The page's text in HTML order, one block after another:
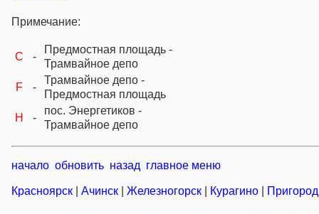
Примечание:
C -
Предмостная площадь -
Трамвайное депо
F
-
Трамвайное депо -
Предмостная площадь
H
-
пос. Энергетиков -
Трамвайное депо
начало обновить назад главное меню
Красноярск Ачинск Железногорск Курагино